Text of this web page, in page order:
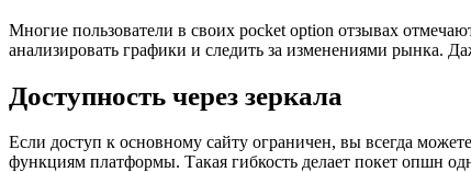
Многие пользователи в своих pocket option отзывах
анализировать графики и следить за изменениями рынка.
Доступность через зеркала
Если доступ к основному сайту ограничен, вы всегда
функциям платформы. Такая гибкость делает покет опшн